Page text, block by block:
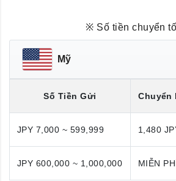
※ Số tiền chuyển
Mỹ
Số Tiền Gửi Chuyển
JPY 7,000 ~ 599,999 1,480
JPY 600,000 ~ 1,000,000 MIỄN